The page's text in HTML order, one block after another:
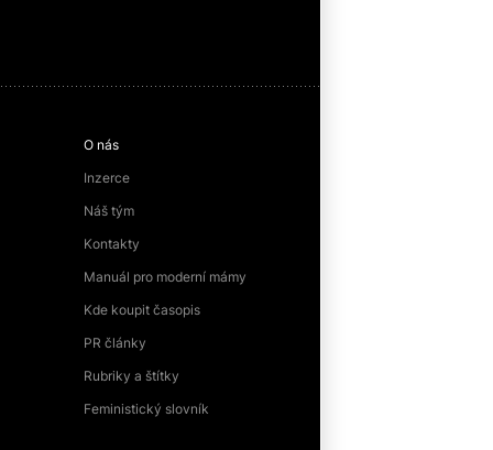
O nás
Inzerce
Náš tým
Kontakty
Manuál pro moderní mámy
Kde koupit časopis
PR články
Rubriky a štítky
Feministický slovník